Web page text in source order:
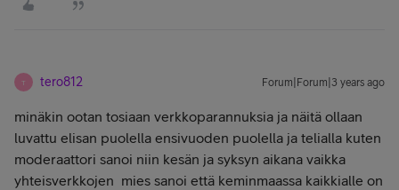
T tero812 Forum|Forum|3 years ago
minäkin ootan tosiaan verkkoparannuksia ja näitä ollaan
luvattu elisan puolella ensivuoden puolella ja telialla kuten
moderaattori sanoi niin kesän ja syksyn aikana vaikka
yhteisverkkojen mies sanoi että keminmaassa kaikkialle on